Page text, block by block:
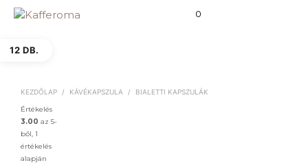
0
12 DB.
KEZDŐLAP / KÁVÉKAPSZULA / BIALETTI KAPSZULÁK
Értékelés
3.00 az 5-
ből, 1
értékelés
alapján